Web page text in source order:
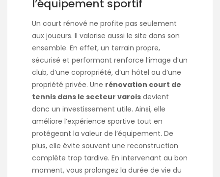
l’équipement sportif
Un court rénové ne profite pas seulement
aux joueurs. Il valorise aussi le site dans son
ensemble. En effet, un terrain propre,
sécurisé et performant renforce l’image d’un
club, d’une copropriété, d’un hôtel ou d’une
propriété privée. Une rénovation court de
tennis dans le secteur varois devient
donc un investissement utile. Ainsi, elle
améliore l’expérience sportive tout en
protégeant la valeur de l’équipement. De
plus, elle évite souvent une reconstruction
complète trop tardive. En intervenant au bon
moment, vous prolongez la durée de vie du